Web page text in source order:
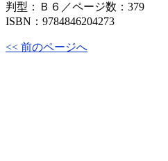
判型：Ｂ６／ページ数：379
ISBN：9784846204273
<< 前のページへ